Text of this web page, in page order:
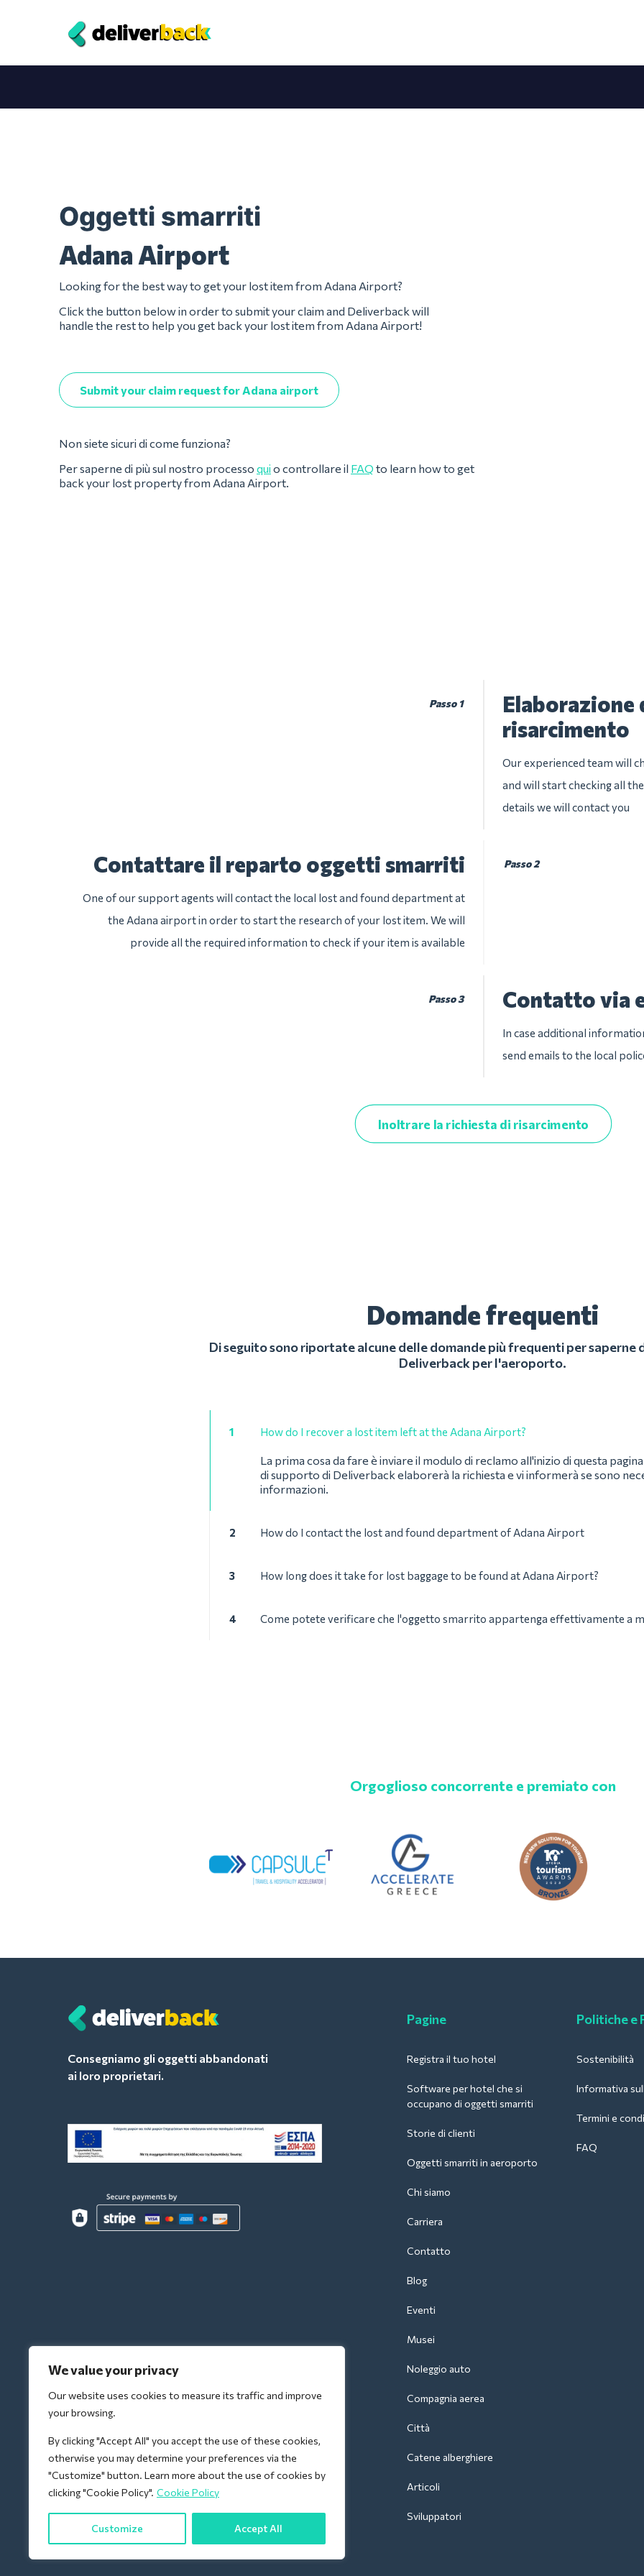
We value your privacy
Our website uses cookies to measure its traffic and improve
your browsing.
By clicking "Accept All" you accept the use of these cookies,
otherwise you may determine your preferences via the
"Customize" button. Learn more about the use of cookies by
clicking "Cookie Policy". Cookie Policy
Customize Accept All
Oggetti smarriti
Adana Airport
Looking for the best way to get your lost item from Adana Airport?
Click the button below in order to submit your claim and Deliverback will
handle the rest to help you get back your lost item from Adana Airport!
Submit your claim request for Adana airport
Non siete sicuri di come funziona?
Per saperne di più sul nostro processo qui o controllare il FAQ to learn how to get
back your lost property from Adana Airport.
Passo 1
Elaborazione
risarcimento
Our experienced team will
and will start checking all
details we will contact you
Passo 2
Contattare il reparto oggetti smarriti
One of our support agents will contact the local lost and found department at
the Adana airport in order to start the research of your lost item. We will
provide all the required information to check if your item is available
Passo 3 Contatto via
In case additional
send emails to the local
Inoltrare la richiesta di risarcimento
Domande frequenti
Di seguito sono riportate alcune delle domande più frequenti per saperne
Deliverback per l'aeroporto.
1 How do I recover a lost item left at the Adana Airport?
La prima cosa da fare è inviare il modulo di reclamo all'inizio di questa
di supporto di Deliverback elaborerà la richiesta e vi informerà se sono
informazioni.
2 How do I contact the lost and found department of Adana Airport
3 How long does it take for lost baggage to be found at Adana Airport?
4 Come potete verificare che l'oggetto smarrito appartenga effettivamente a
Orgoglioso concorrente e premiato con
Consegniamo gli oggetti abbandonati
ai loro proprietari.
Pagine
Registra il tuo hotel
Software per hotel che si
occupano di oggetti smarriti
Storie di clienti
Oggetti smarriti in aeroporto
Chi siamo
Carriera
Contatto
Blog
Eventi
Musei
Noleggio auto
Compagnia aerea
Città
Catene alberghiere
Articoli
Sviluppatori
Politiche e
Sostenibilità
Informativa
Termini e
FAQ